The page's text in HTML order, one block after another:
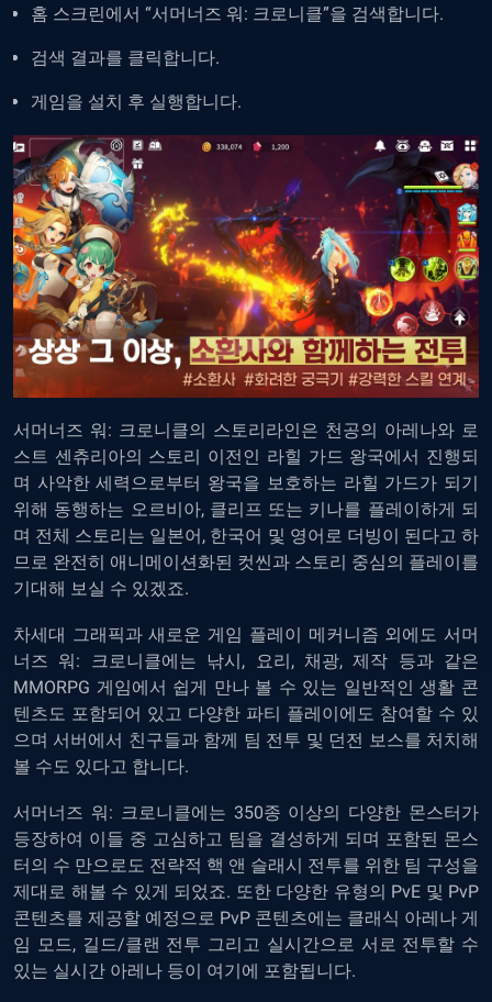
홈 스크린에서 “서머너즈 워: 크로니클”을 검색합니다.
검색 결과를 클릭합니다.
게임을 설치 후 실행합니다.
서머너즈 워: 크로니클의 스토리라인은 천공의 아레나와 로
스트 센츄리아의 스토리 이전인 라힐 가드 왕국에서 진행되
며 사악한 세력으로부터 왕국을 보호하는 라힐 가드가 되기
위해 동행하는 오르비아, 클리프 또는 키나를 플레이하게 되
며 전체 스토리는 일본어, 한국어 및 영어로 더빙이 된다고 하
므로 완전히 애니메이션화된 컷씬과 스토리 중심의 플레이를
기대해 보실 수 있겠죠.
차세대 그래픽과 새로운 게임 플레이 메커니즘 외에도 서머
너즈 워: 크로니클에는 낚시, 요리, 채광, 제작 등과 같은
MMORPG 게임에서 쉽게 만나 볼 수 있는 일반적인 생활 콘
텐츠도 포함되어 있고 다양한 파티 플레이에도 참여할 수 있
으며 서버에서 친구들과 함께 팀 전투 및 던전 보스를 처치해
볼 수도 있다고 합니다.
서머너즈 워: 크로니클에는 350종 이상의 다양한 몬스터가
등장하여 이들 중 고심하고 팀을 결성하게 되며 포함된 몬스
터의 수 만으로도 전략적 핵 앤 슬래시 전투를 위한 팀 구성을
제대로 해볼 수 있게 되었죠. 또한 다양한 유형의 PvE 및 PvP
콘텐츠를 제공할 예정으로 PvP 콘텐츠에는 클래식 아레나 게
임 모드, 길드/클랜 전투 그리고 실시간으로 서로 전투할 수
있는 실시간 아레나 등이 여기에 포함됩니다.